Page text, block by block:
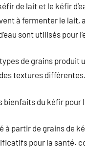
de lait et le kéfir
à fermenter le lait,
sont utilisés pour
de grains produit
textures différentes.
bienfaits du kéfir pour
à partir de grains de
pour la santé.